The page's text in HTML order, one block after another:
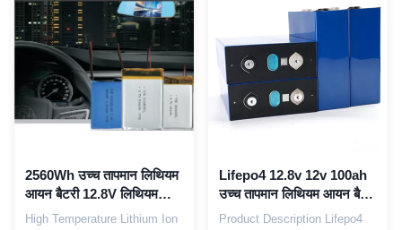
2560Wh उच्च तापमान लिथियम
आयन बैटरी 12.8V लिथियम
पॉलिमर कार बैटरी
High Temperature Lithium Ion
Lifepo4 12.8v 12v 100ah
उच्च तापमान लिथियम आयन बैटरी
IP55
Product Description Lifepo4